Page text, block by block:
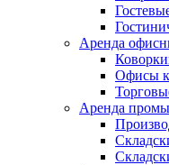
Аренда
Офисы
Аренда